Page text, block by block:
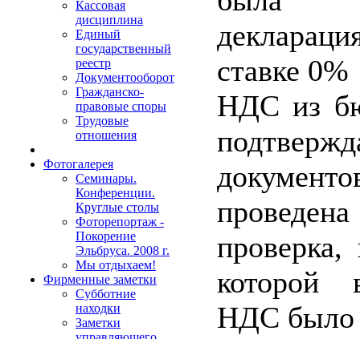
Кассовая
дисциплина
Единый
государственный
реестр
Документооборот
Гражданско-
правовые споры
Трудовые
отношения
Фотогалерея
Семинары.
Конференции.
Круглые столы
Фоторепортаж -
Покорение
Эльбруса. 2008 г.
Мы отдыхаем!
Фирменные заметки
Субботние
находки
Заметки
ставке
НДС из
проверка,
которой
НДС было